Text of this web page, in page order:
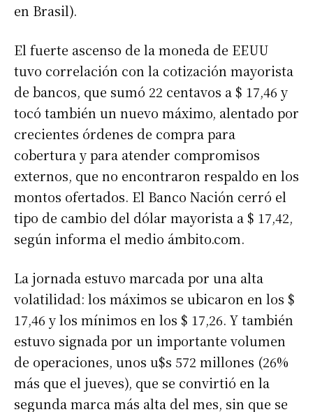
en Brasil).
El fuerte ascenso de la moneda de EEUU
tuvo correlación con la cotización mayorista
de bancos, que sumó 22 centavos a $ 17,46 y
tocó también un nuevo máximo, alentado por
crecientes órdenes de compra para
cobertura y para atender compromisos
externos, que no encontraron respaldo en los
montos ofertados. El Banco Nación cerró el
tipo de cambio del dólar mayorista a $ 17,42,
según informa el medio ámbito.com.
La jornada estuvo marcada por una alta
volatilidad: los máximos se ubicaron en los $
17,46 y los mínimos en los $ 17,26. Y también
estuvo signada por un importante volumen
de operaciones, unos u$s 572 millones (26%
más que el jueves), que se convirtió en la
segunda marca más alta del mes, sin que se